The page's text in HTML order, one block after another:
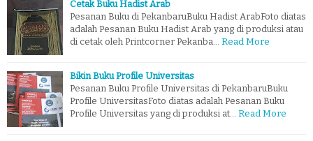
Cetak Buku Hadist Arab
Pesanan Buku di PekanbaruBuku Hadist ArabFoto diatas
adalah Pesanan Buku Hadist Arab yang di produksi atau
di cetak oleh Printcorner Pekanba…
Read More
Bikin Buku Profile Universitas
Pesanan Buku Profile Universitas di PekanbaruBuku
Profile UniversitasFoto diatas adalah Pesanan Buku
Profile Universitas yang di produksi at…
Read More